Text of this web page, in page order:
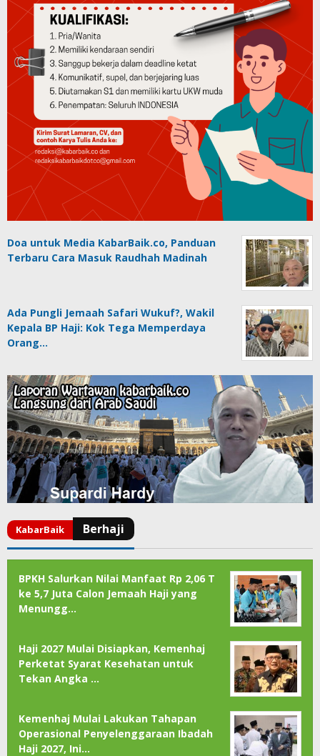
Doa untuk Media KabarBaik.co, Panduan
Terbaru Cara Masuk Raudhah Madinah
Ada Pungli Jemaah Safari Wukuf?, Wakil
Kepala BP Haji: Kok Tega Memperdaya
Orang…
BPKH Salurkan Nilai Manfaat Rp 2,06 T
ke 5,7 Juta Calon Jemaah Haji yang
Menungg…
Haji 2027 Mulai Disiapkan, Kemenhaj
Perketat Syarat Kesehatan untuk
Tekan Angka …
Kemenhaj Mulai Lakukan Tahapan
Operasional Penyelenggaraan Ibadah
Haji 2027, Ini…